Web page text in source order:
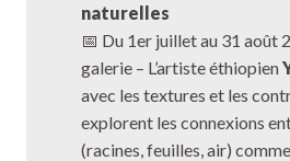
naturelles
📅 Du 1er juillet au 31 août
galerie – L’artiste éthiopien
avec les textures et les
explorent les connexions
(racines, feuilles, air)